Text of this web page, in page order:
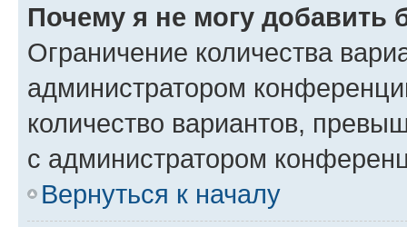
Почему я не могу добавить
Ограничение количества
администратором
количество вариантов,
с администратором
Вернуться к началу